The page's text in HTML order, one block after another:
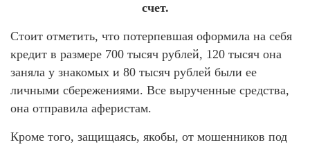
счет.
Стоит отметить, что потерпевшая оформила на себя
кредит в размере 700 тысяч рублей, 120 тысяч она
заняла у знакомых и 80 тысяч рублей были ее
личными сбережениями. Все вырученные средства,
она отправила аферистам.
Кроме того, защищаясь, якобы, от мошенников под